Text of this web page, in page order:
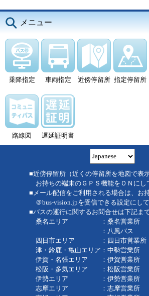
メニュー
乗降指定 車両指定 近傍停留所 指定停留所
路線図 遅延証明書
■近傍停留所（近くの停留所を地図で表
お持ちの端末のＧＰＳ機能をＯＮにし
■メール配信をご利用される場合は、お
＠bus-vision.jpを受信できる設定にして
■バスの運行に関するお問合せは下記ま
桑名エリア ：桑名営業所
：八風バス 0594-
四日市エリア ：四日市営業所
津・鈴鹿・亀山エリア：中勢営業所
伊賀・名張エリア ：伊賀営業所
松阪・多気エリア ：松阪営業所
伊勢エリア ：伊勢営業所
志摩エリア ：志摩営業所